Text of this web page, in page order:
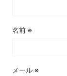
名前 ※
メール ※